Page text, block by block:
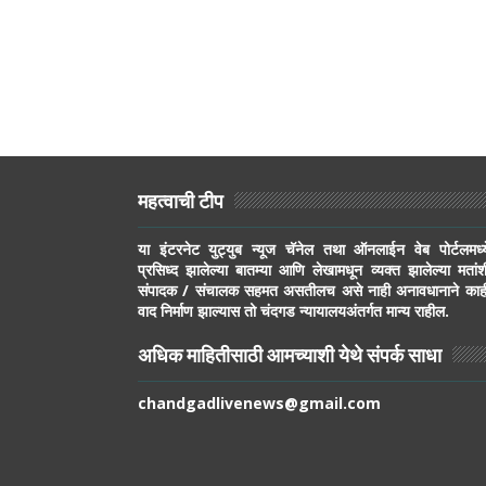
महत्वाची टीप
या इंटरनेट युट्युब न्यूज चॅनेल तथा ऑनलाईन वेब
प्रसिध्द झालेल्या बातम्या आणि लेखामधून व्यक्त झालेल्या
संपादक / संचालक सहमत असतीलच असे नाही अनावधानाने
वाद निर्माण झाल्यास तो चंदगड न्यायालयअंतर्गत मान्य राहील.
अधिक माहितीसाठी आमच्याशी येथे संपर्क साधा
chandgadlivenews@gmail.com